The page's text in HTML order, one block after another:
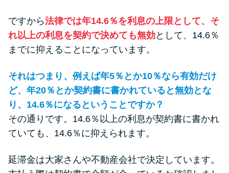
ですから法律では年14.6％を利息の上限として、そ
れ以上の利息を契約で決めても無効として、14.6％
までに抑えることになっています。
それはつまり、例えば年5％とか10％なら有効だけ
ど、年20％とか契約書に書かれていると無効とな
り、14.6％になるということですか？
その通りです。14.6％以上の利息が契約書に書かれ
ていても、14.6％に抑えられます。
延滞金は大家さんや不動産会社で決定しています。